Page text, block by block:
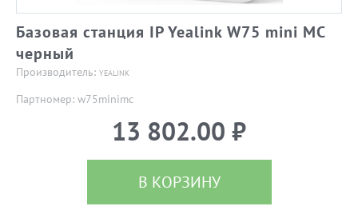
Базовая станция IP Yealink W75 mini MC
черный
Производитель: YEALINK
Партномер: w75minimc
13 802.00 ₽
В КОРЗИНУ